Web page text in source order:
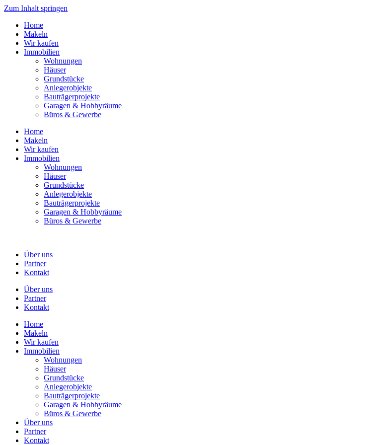
Zum Inhalt springen
Home
Makeln
Wir kaufen
Immobilien
Wohnungen
Häuser
Grund­stücke
Anleger­objekte
Bauträ­ger­pro­jekte
Garagen & Hobbyräume
Büros & Gewerbe
Home
Makeln
Wir kaufen
Immobilien
Wohnungen
Häuser
Grund­stücke
Anleger­objekte
Bauträ­ger­pro­jekte
Garagen & Hobbyräume
Büros & Gewerbe
Über uns
Partner
Kontakt
Über uns
Partner
Kontakt
Home
Makeln
Wir kaufen
Immobilien
Wohnungen
Häuser
Grund­stücke
Anleger­objekte
Bauträ­ger­pro­jekte
Garagen & Hobbyräume
Büros & Gewerbe
Über uns
Partner
Kontakt